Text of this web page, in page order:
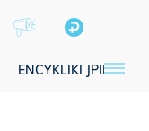
ENCYKLIKI JPII